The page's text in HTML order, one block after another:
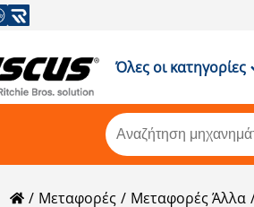
Όλες οι κατηγορίες
Μεταφορές Μεταφορές Άλλα